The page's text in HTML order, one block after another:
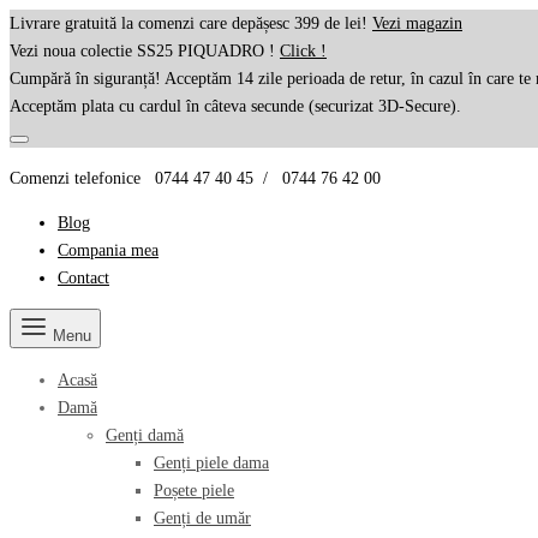
Livrare gratuită la comenzi care depășesc 399 de lei! Vezi magazin
Vezi noua colectie SS25 PIQUADRO ! Click !
Cumpără în siguranță! Acceptăm 14 zile perioada de retur, în cazul în care te
Acceptăm plata cu cardul în câteva secunde (securizat 3D-Secure).
Comenzi telefonice 0744 47 40 45 / 0744 76 42 00
Blog
Compania mea
Contact
Menu
Acasă
Damă
Genți damă
Genți piele dama
Poșete piele
Genți de umăr